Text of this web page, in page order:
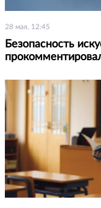
28 мая, 12:45
Безопасность